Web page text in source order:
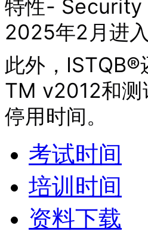
特性- Security
2025年2月进
此外，
TM v2012和测
停用时间。
考试时间
培训时间
资料下载